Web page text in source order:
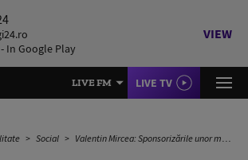
- In Google Play
VIEW
LIVE FM LIVE TV
Social Valentin Mircea: Sponsorizările unor medici reprezintă conflict de interese